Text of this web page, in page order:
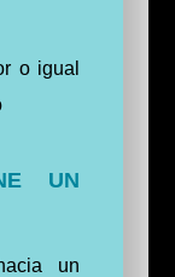
o igual
UN
un